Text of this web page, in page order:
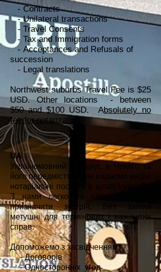
- Contracts
- Unilateral transactions
- Travel Consents
- Tax and Immigration forms
- Acceptances and Refusals of
succession
- Legal translations
Northwest suburbs Travel Fee is $25
USD. Other locations - between
$50 and $100 USD. Absolutely no
fee for notarization.
UA
Україномовний нотаріус в Чикаго та
його передмісттях. Ми надаємо виїзні
нотаріальні послуги в штаті Іллінойс.
З нами легко та швидко можна
призначити зустріч. Без зайвої
метушні для термінових і важливих
справ.
Допоможемо з засвідченням:
- Договорів
- Односторонніх угод